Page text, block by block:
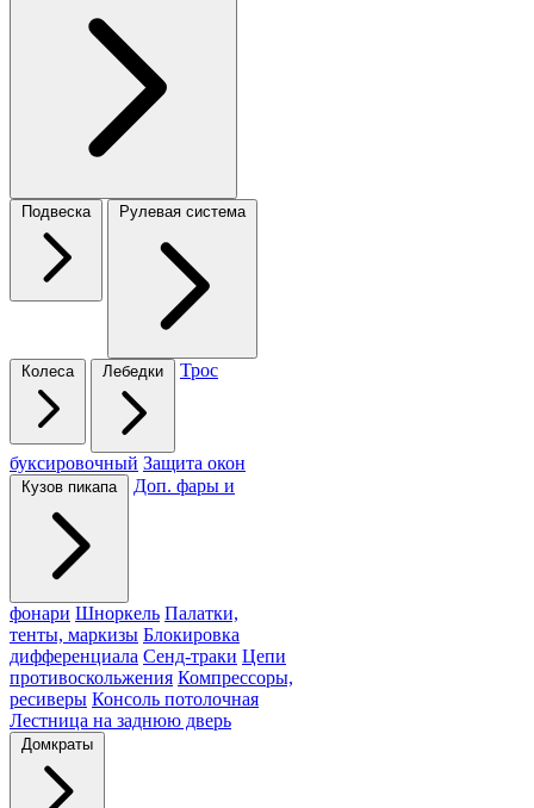
Подвеска Рулевая система
Колеса Лебедки Трос
буксировочный Защита окон
Кузов пикапа Доп. фары и
фонари Шноркель Палатки,
тенты, маркизы Блокировка
дифференциала Сенд-траки Цепи
противоскольжения Компрессоры,
ресиверы Консоль потолочная
Лестница на заднюю дверь
Домкраты